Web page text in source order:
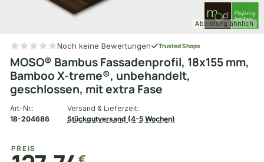
Abbildung ähnlich
Noch keine Bewertungen Trusted Shops
MOSO® Bambus Fassadenprofil, 18x155 mm,
Bamboo X-treme®, unbehandelt,
geschlossen, mit extra Fase
Art-Nr.:
18-204686
Versand & Lieferzeit:
Stückgutversand (4-5 Wochen)
PREIS